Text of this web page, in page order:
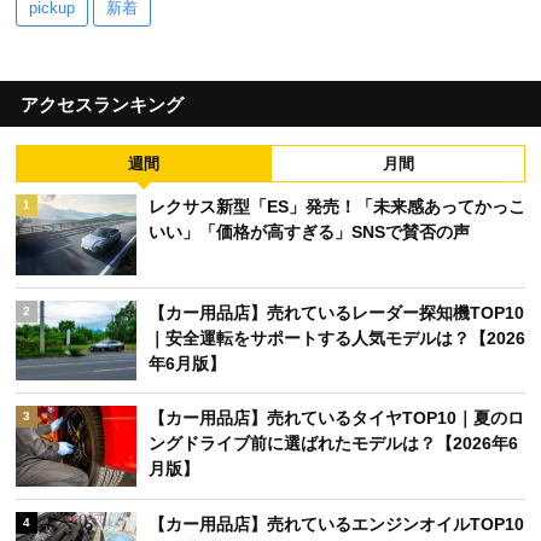
pickup 新着
アクセスランキング
週間 月間
1
レクサス新型「ES」発売！「未来感あってかっこ
いい」「価格が高すぎる」SNSで賛否の声
2
【カー用品店】売れているレーダー探知機TOP10
｜安全運転をサポートする人気モデルは？【2026
年6月版】
3
【カー用品店】売れているタイヤTOP10｜夏のロ
ングドライブ前に選ばれたモデルは？【2026年6
月版】
4
【カー用品店】売れているエンジンオイルTOP10